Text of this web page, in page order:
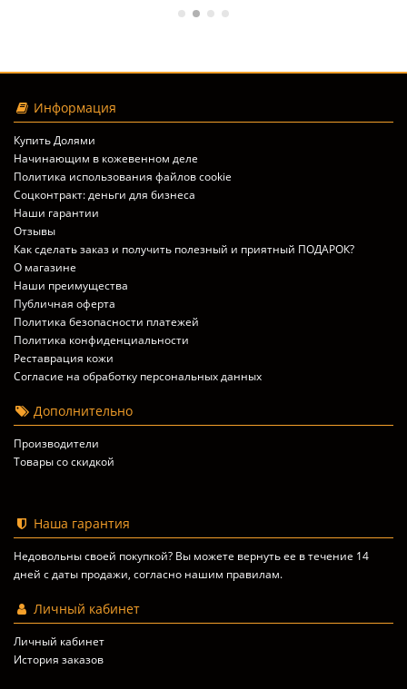
Информация
Купить Долями
Начинающим в кожевенном деле
Политика использования файлов cookie
Соцконтракт: деньги для бизнеса
Наши гарантии
Отзывы
Как сделать заказ и получить полезный и приятный ПОДАРОК?
О магазине
Наши преимущества
Публичная оферта
Политика безопасности платежей
Политика конфиденциальности
Реставрация кожи
Согласие на обработку персональных данных
Дополнительно
Производители
Товары со скидкой
Наша гарантия
Недовольны своей покупкой? Вы можете вернуть ее в течение 14
дней с даты продажи, согласно нашим правилам.
Личный кабинет
Личный кабинет
История заказов